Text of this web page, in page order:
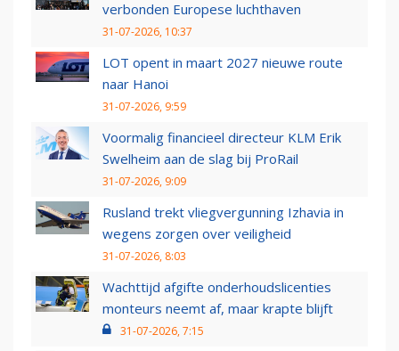
verbonden Europese luchthaven
31-07-2026, 10:37
LOT opent in maart 2027 nieuwe route
naar Hanoi
31-07-2026, 9:59
Voormalig financieel directeur KLM Erik
Swelheim aan de slag bij ProRail
31-07-2026, 9:09
Rusland trekt vliegvergunning Izhavia in
wegens zorgen over veiligheid
31-07-2026, 8:03
Wachttijd afgifte onderhoudslicenties
monteurs neemt af, maar krapte blijft
31-07-2026, 7:15